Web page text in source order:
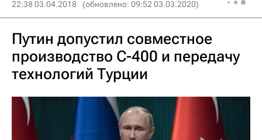
22:38 03.04.2018 (обновлено: 09:52 03.03.2020)
Путин допустил совместное
производство С-400 и передачу
технологий Турции